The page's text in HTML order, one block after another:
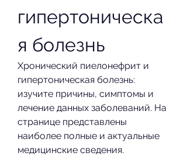
гипертоническа
я болезнь
Хронический пиелонефрит и
гипертоническая болезнь:
изучите причины, симптомы и
лечение данных заболеваний. На
странице представлены
наиболее полные и актуальные
медицинские сведения.